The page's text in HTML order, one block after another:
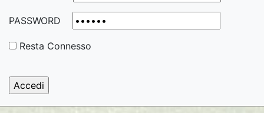
PASSWORD
Resta Connesso